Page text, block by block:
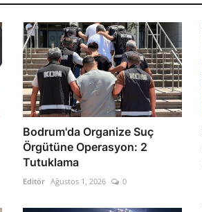
Bodrum'da Organize Suç
Örgütüne Operasyon: 2
Tutuklama
Editör Ağustos 1, 2026 0